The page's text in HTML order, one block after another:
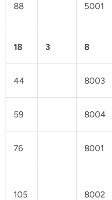
88 5001
18 3 8
44 8003
59 8004
76 8001
105 8002